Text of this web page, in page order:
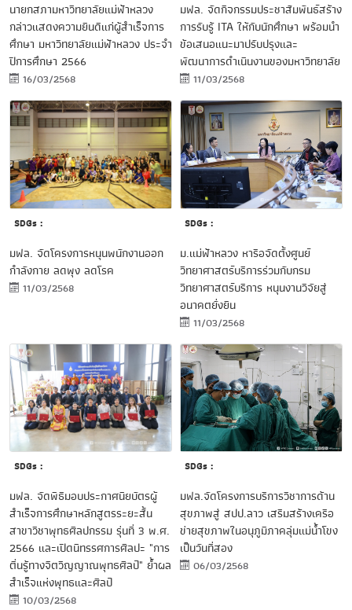
นายกสภามหาวิทยาลัยแม่ฟ้าหลวง
กล่าวแสดงความยินดีแก่ผู้สำเร็จการ
ศึกษา มหาวิทยาลัยแม่ฟ้าหลวง ประจำ
ปีการศึกษา 2566
16/03/2568
มฟล. จัดกิจกรรมประชาสัมพันธ์สร้าง
การรับรู้ ITA ให้กับนักศึกษา พร้อมนำ
ข้อเสนอแนะมาปรับปรุงและ
พัฒนาการดำเนินงานของมหาวิทยาลัย
11/03/2568
SDGs :
มฟล. จัดโครงการหนุนพนักงานออก
กำลังกาย ลดพุง ลดโรค
11/03/2568
SDGs :
ม.แม่ฟ้าหลวง หารือจัดตั้งศูนย์
วิทยาศาสตร์บริการร่วมกับกรม
วิทยาศาสตร์บริการ หนุนงานวิจัยสู่
อนาคตยั่งยืน
11/03/2568
SDGs :
มฟล. จัดพิธีมอบประกาศนียบัตรผู้
สำเร็จการศึกษาหลักสูตรระยะสั้น
สาขาวิชาพุทธศิลปกรรม รุ่นที่ 3 พ.ศ.
2566 และเปิดนิทรรศการศิลปะ "การ
ตื่นรู้ทางจิตวิญญาณพุทธศิลป์" ย้ำผล
สำเร็จแห่งพุทธและศิลป์
10/03/2568
SDGs :
มฟล.จัดโครงการบริการวิชาการด้าน
สุขภาพสู่ สปป.ลาว เสริมสร้างเครือ
ข่ายสุขภาพในอนุภูมิภาคลุ่มแม่น้ำโขง
เป็นวันที่สอง
06/03/2568